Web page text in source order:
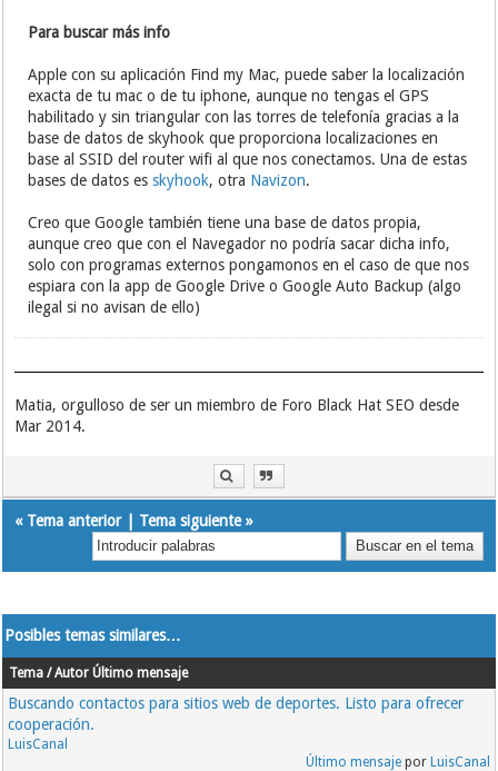
Para buscar más info
Apple con su aplicación Find my Mac, puede saber la localización
exacta de tu mac o de tu iphone, aunque no tengas el GPS
habilitado y sin triangular con las torres de telefonía gracias a la
base de datos de skyhook que proporciona localizaciones en
base al SSID del router wifi al que nos conectamos. Una de estas
bases de datos esskyhook, otra Navizon.
Creo que Google también tiene una base de datos propia,
aunque creo que con el Navegador no podría sacar dicha info,
solo con programas externos pongamonos en el caso de que nos
espiara con la app de Google Drive o Google Auto Backup (algo
ilegal si no avisan de ello)
Matia, orgulloso de ser un miembro de Foro Black Hat SEO desde
Mar 2014.
« Tema anterior| Tema siguiente»
Posibles temas similares…
Tema / Autor Último mensaje
Buscando contactos para sitios web de deportes. Listo para ofrecer
cooperación.
LuisCanal
Último mensajepor LuisCanal